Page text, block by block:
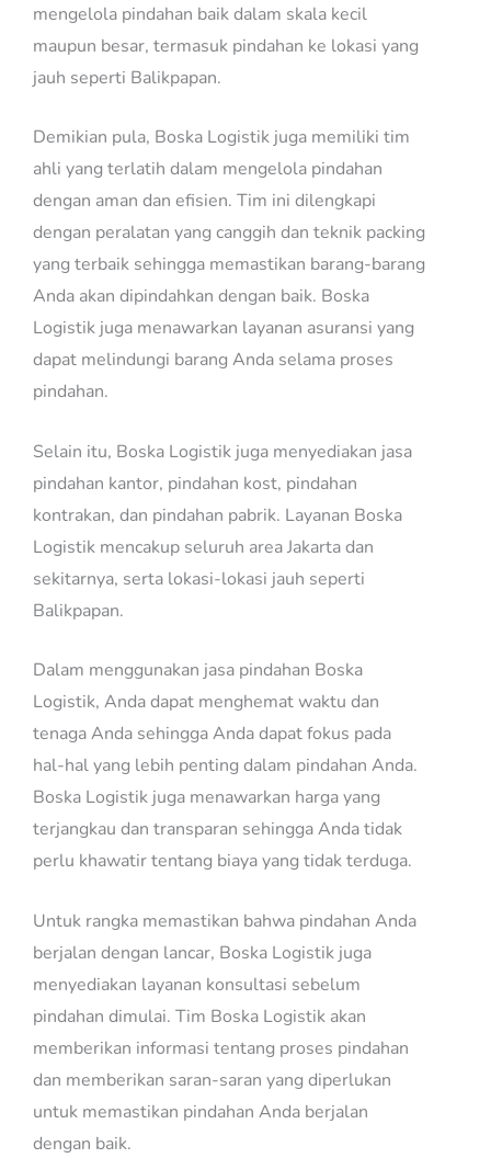
mengelola pindahan baik dalam skala kecil
maupun besar, termasuk pindahan ke lokasi yang
jauh seperti Balikpapan.
Demikian pula, Boska Logistik juga memiliki tim
ahli yang terlatih dalam mengelola pindahan
dengan aman dan efisien. Tim ini dilengkapi
dengan peralatan yang canggih dan teknik packing
yang terbaik sehingga memastikan barang-barang
Anda akan dipindahkan dengan baik. Boska
Logistik juga menawarkan layanan asuransi yang
dapat melindungi barang Anda selama proses
pindahan.
Selain itu, Boska Logistik juga menyediakan jasa
pindahan kantor, pindahan kost, pindahan
kontrakan, dan pindahan pabrik. Layanan Boska
Logistik mencakup seluruh area Jakarta dan
sekitarnya, serta lokasi-lokasi jauh seperti
Balikpapan.
Dalam menggunakan jasa pindahan Boska
Logistik, Anda dapat menghemat waktu dan
tenaga Anda sehingga Anda dapat fokus pada
hal-hal yang lebih penting dalam pindahan Anda.
Boska Logistik juga menawarkan harga yang
terjangkau dan transparan sehingga Anda tidak
perlu khawatir tentang biaya yang tidak terduga.
Untuk rangka memastikan bahwa pindahan Anda
berjalan dengan lancar, Boska Logistik juga
menyediakan layanan konsultasi sebelum
pindahan dimulai. Tim Boska Logistik akan
memberikan informasi tentang proses pindahan
dan memberikan saran-saran yang diperlukan
untuk memastikan pindahan Anda berjalan
dengan baik.